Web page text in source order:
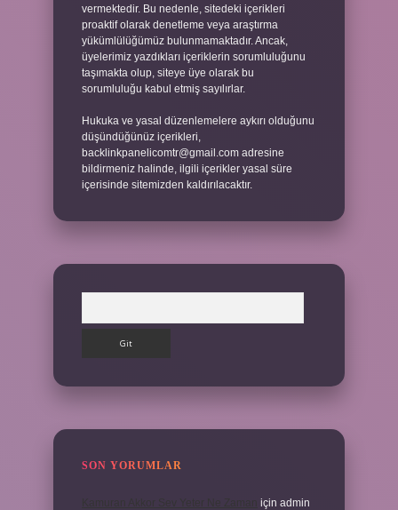
vermektedir. Bu nedenle, sitedeki içerikleri
proaktif olarak denetleme veya araştırma
yükümlülüğümüz bulunmamaktadır. Ancak,
üyelerimiz yazdıkları içeriklerin sorumluluğunu
taşımakta olup, siteye üye olarak bu
sorumluluğu kabul etmiş sayılırlar.
Hukuka ve yasal düzenlemelere aykırı olduğunu
düşündüğünüz içerikleri,
backlinkpanelicomtr@gmail.com adresine
bildirmeniz halinde, ilgili içerikler yasal süre
içerisinde sitemizden kaldırılacaktır.
SON YORUMLAR
için admin